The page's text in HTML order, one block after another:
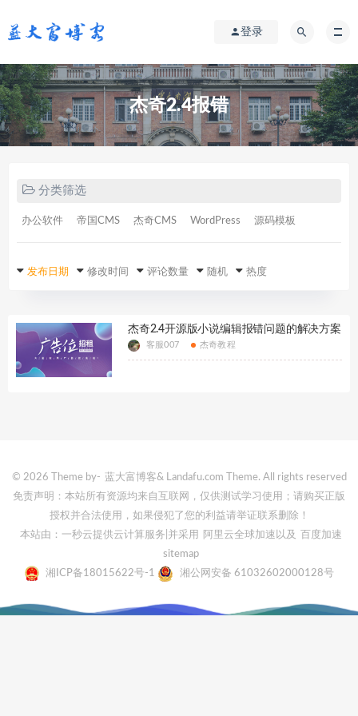
登录
杰奇2.4报错
分类筛选
办公软件 帝国CMS 杰奇CMS WordPress 源码模板
发布日期 修改时间 评论数量 随机 热度
杰奇2.4开源版小说编辑报错问题的解决方案
客服007 杰奇教程
© 2026 Theme by- 蓝大富博客& Landafu.com Theme. All rights reserved
免责声明：本站所有资源均来自互联网，仅供测试学习使用；请购买正版
授权并合法使用，如果侵犯了您的利益请举证联系删除！
本站由：一秒云提供云计算服务 |并采用 阿里云全球加速 以及
百度加速
sitemap
湘ICP备18015622号-1
湘公网安备 61032602000128号